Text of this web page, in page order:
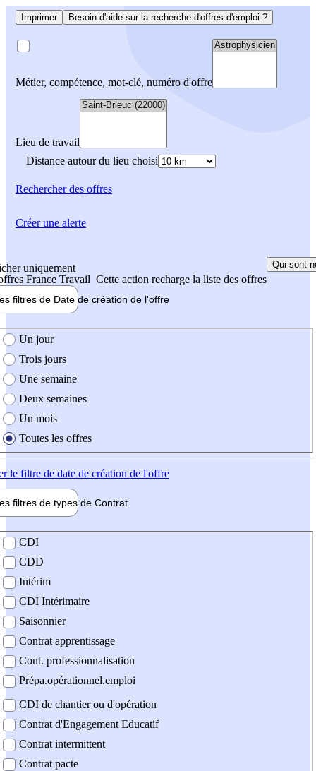
Imprimer Besoin d'aide sur la recherche d'offres d'emploi ?
Métier, compétence, mot-clé, numéro d'offre
Lieu de travail
Distance autour du lieu choisi
Rechercherdes offres
uniquement
France Travail Cette action recharge la liste des offres
Qui sont
filtres de Date de création de l'offre
création de l'offre
Un jour
Trois jours
Une semaine
Deux semaines
Un mois
Toutes les offres
le filtre de date de création de l'offre
filtres de types de Contrat
contrat
CDI
CDD
Intérim
CDI Intérimaire
Saisonnier
Contrat apprentissage
Cont. professionnalisation
Prépa.opérationnel.emploi
CDI de chantier ou d'opération
Contrat d'Engagement Educatif
Contrat intermittent
Contrat pacte
Créer une alerte